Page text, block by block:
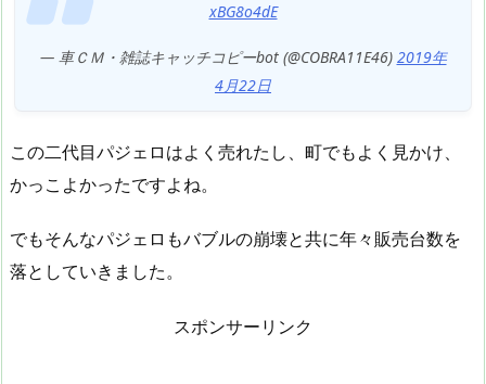
xBG8o4dE
— 車ＣＭ・雑誌キャッチコピーbot (@COBRA11E46) 2019年
4月22日
この二代目パジェロはよく売れたし、町でもよく見かけ、
かっこよかったですよね。
でもそんなパジェロもバブルの崩壊と共に年々販売台数を
落としていきました。
スポンサーリンク